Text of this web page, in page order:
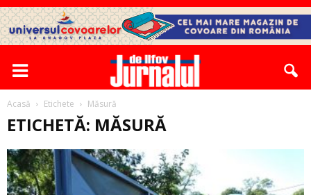
Acasă Etichete Măsură
ETICHETĂ: MĂSURĂ